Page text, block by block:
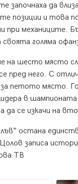
да
позиции и това
при механиците.
своята голяма
на шесто място
пред него. С
петото място.
в
да се изкачи на
лъв“ остана
записа
ТВ